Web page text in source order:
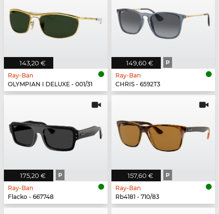
143,20 €
Ray-Ban
OLYMPIAN I DELUXE - 001/31
149,60 € P
Ray-Ban
CHRIS - 6592T3
175,20 € P
Ray-Ban
Flacko - 667748
157,60 € P
Ray-Ban
Rb4181 - 710/83